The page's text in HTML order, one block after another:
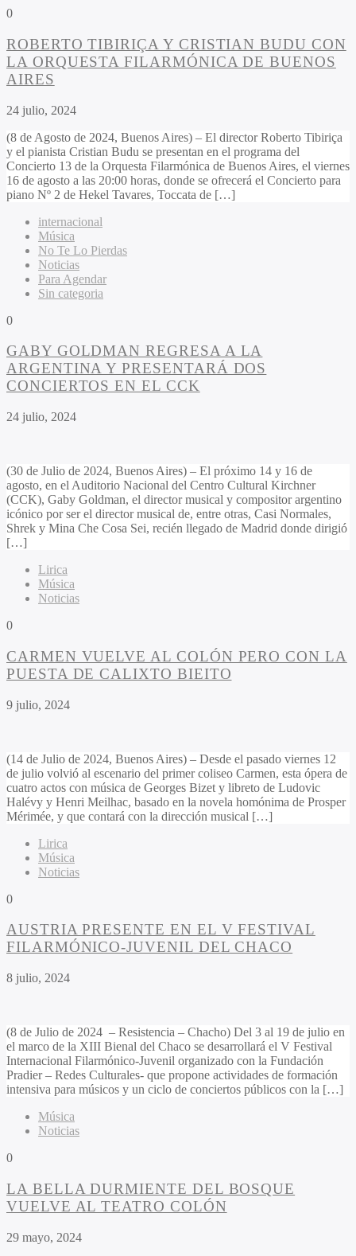
0
ROBERTO TIBIRIÇA Y CRISTIAN BUDU CON
LA ORQUESTA FILARMÓNICA DE BUENOS
AIRES
24 julio, 2024
(8 de Agosto de 2024, Buenos Aires) – El director Roberto Tibiriça
y el pianista Cristian Budu se presentan en el programa del
Concierto 13 de la Orquesta Filarmónica de Buenos Aires, el viernes
16 de agosto a las 20:00 horas, donde se ofrecerá el Concierto para
piano Nº 2 de Hekel Tavares, Toccata de […]
internacional
Música
No Te Lo Pierdas
Noticias
Para Agendar
Sin categoria
0
GABY GOLDMAN REGRESA A LA
ARGENTINA Y PRESENTARÁ DOS
CONCIERTOS EN EL CCK
24 julio, 2024
(30 de Julio de 2024, Buenos Aires) – El próximo 14 y 16 de
agosto, en el Auditorio Nacional del Centro Cultural Kirchner
(CCK), Gaby Goldman, el director musical y compositor argentino
icónico por ser el director musical de, entre otras, Casi Normales,
Shrek y Mina Che Cosa Sei, recién llegado de Madrid donde dirigió
[…]
Lirica
Música
Noticias
0
CARMEN VUELVE AL COLÓN PERO CON LA
PUESTA DE CALIXTO BIEITO
9 julio, 2024
(14 de Julio de 2024, Buenos Aires) – Desde el pasado viernes 12
de julio volvió al escenario del primer coliseo Carmen, esta ópera de
cuatro actos con música de Georges Bizet y libreto de Ludovic
Halévy y Henri Meilhac, basado en la novela homónima de Prosper
Mérimée, y que contará con la dirección musical […]
Lirica
Música
Noticias
0
AUSTRIA PRESENTE EN EL V FESTIVAL
FILARMÓNICO-JUVENIL DEL CHACO
8 julio, 2024
(8 de Julio de 2024 – Resistencia – Chacho) Del 3 al 19 de julio en
el marco de la XIII Bienal del Chaco se desarrollará el V Festival
Internacional Filarmónico-Juvenil organizado con la Fundación
Pradier – Redes Culturales- que propone actividades de formación
intensiva para músicos y un ciclo de conciertos públicos con la […]
Música
Noticias
0
LA BELLA DURMIENTE DEL BOSQUE
VUELVE AL TEATRO COLÓN
29 mayo, 2024